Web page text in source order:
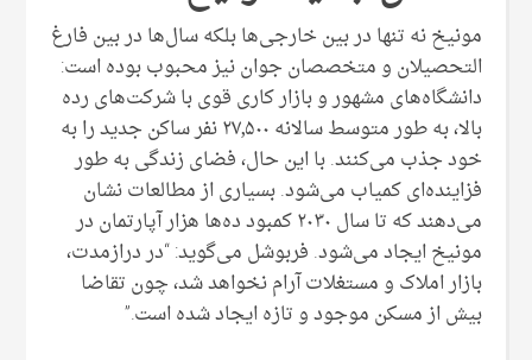
مونیخ نه تنها در بین خارجی‌ها بلکه سال‌ها در بین فارغ
التحصیلان و متخصصان جوان نیز محبوب بوده است:
دانشگاه‌های مشهور و بازار کاری قوی با شرکت‌های رده
بالا، به طور متوسط سالانه ۲۷٫۵۰۰ نفر ساکن جدید را به
خود جذب می‌کنند. با این حال، فضای زندگی به طور
فزاینده‌ای کمیاب می‌شود. بسیاری از مطالعات نشان
می‌دهند که تا سال ۲۰۳۰ کمبود ده‌ها هزار آپارتمان در
مونیخ ایجاد می‌شود. فربوشل می‌گوید: “در درازمدت،
بازار املاک و مستغلات آرام نخواهد شد، چون تقاضا
بیش از مسکن موجود و تازه ایجاد شده است.”